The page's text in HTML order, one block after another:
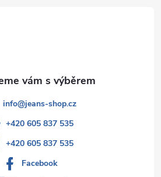
info@jeans-shop.cz
+420 605 837 535
+420 605 837 535
Facebook